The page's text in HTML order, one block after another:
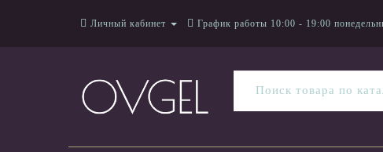
Личный кабинет График работы 10:00 - 19:00